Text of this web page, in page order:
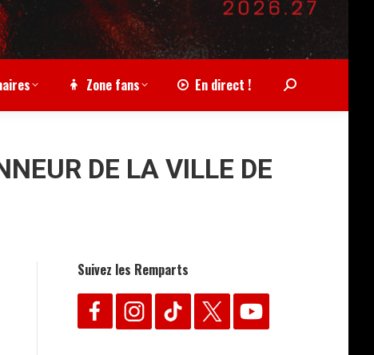
Zone fans En direct ! Search:
DE LA VILLE DE
Suivez les Remparts